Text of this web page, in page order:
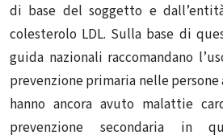
di base del soggetto e
colesterolo LDL. Sulla base di
guida nazionali raccomandano
prevenzione primaria nelle
hanno ancora avuto malattie
prevenzione secondaria in